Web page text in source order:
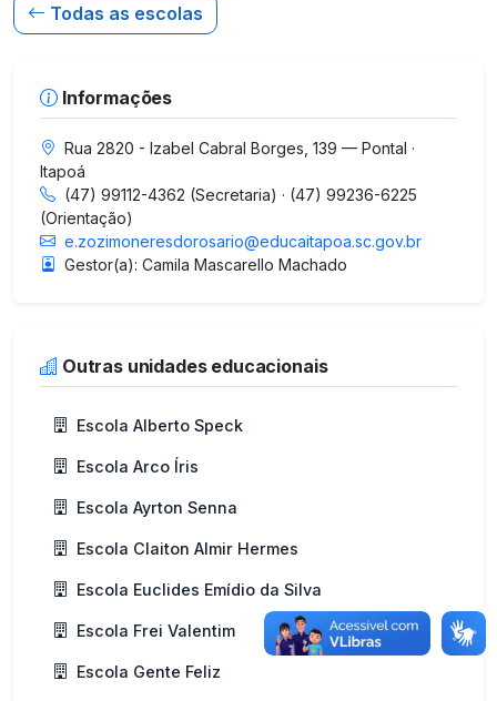
Todas as escolas
Informações
Rua 2820 - Izabel Cabral Borges, 139 — Pontal ·
Itapoá
(47) 99112-4362 (Secretaria) · (47) 99236-6225
(Orientação)
e.zozimoneresdorosario@educaitapoa.sc.gov.br
Gestor(a): Camila Mascarello Machado
Outras unidades educacionais
Escola Alberto Speck
Escola Arco Íris
Escola Ayrton Senna
Escola Claiton Almir Hermes
Escola Euclides Emídio da Silva
Escola Frei Valentim
Escola Gente Feliz